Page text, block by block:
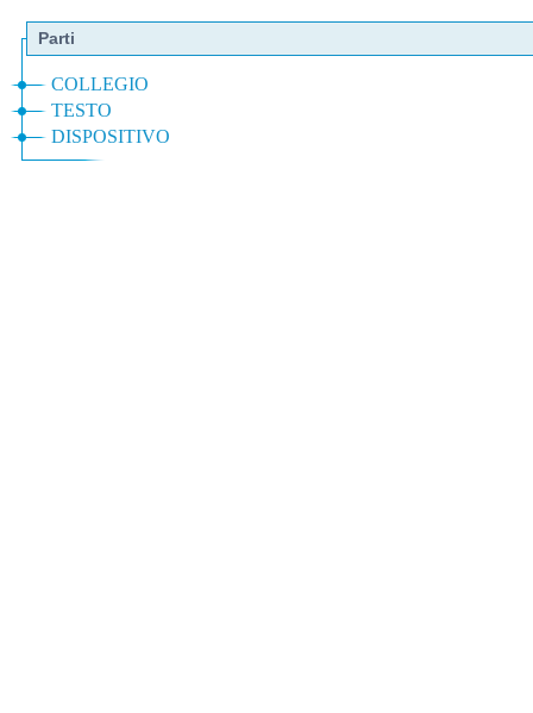
Parti
COLLEGIO
TESTO
DISPOSITIVO